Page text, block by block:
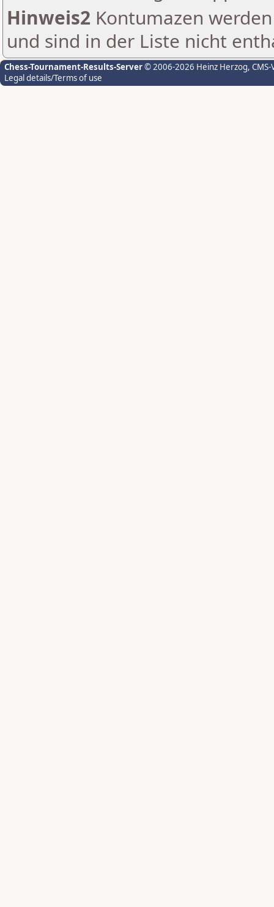
Hinweis2 Kontumazen
und sind in der Liste nicht
Chess-Tournament-Results-Server© 2006-2026 Heinz Herzog,
Legal details/Terms of use